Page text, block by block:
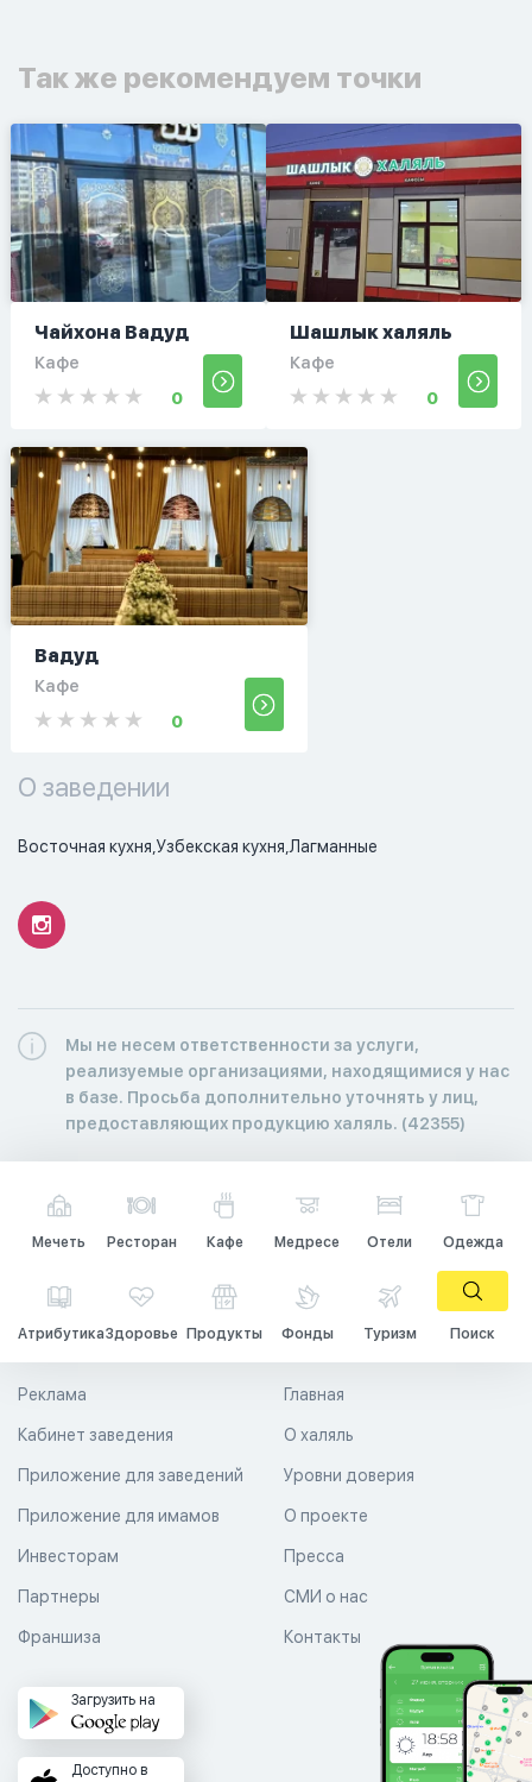
Так же рекомендуем точки
Чайхона Вадуд
Кафе
0
Шашлык халяль
Кафе
0
Вадуд
Кафе
0
О заведении
​Восточная кухня,​Узбекская кухня,​Лагманные
Мы не несем ответственности за услуги,
реализуемые организациями, находящимися у нас
в базе. Просьба дополнительно уточнять у лиц,
предоставляющих продукцию халяль. (42355)
Мечеть Ресторан Кафе Медресе Отели Одежда
АтрибутикаЗдоровье Продукты Фонды Туризм Поиск
Главная
О халяль
Уровни доверия
Реклама
Кабинет заведения
Приложение для заведений
Приложение для имамов О проекте
Пресса
СМИ о нас
Контакты
Инвесторам
Партнеры
Франшиза
Загрузить на
Доступно в